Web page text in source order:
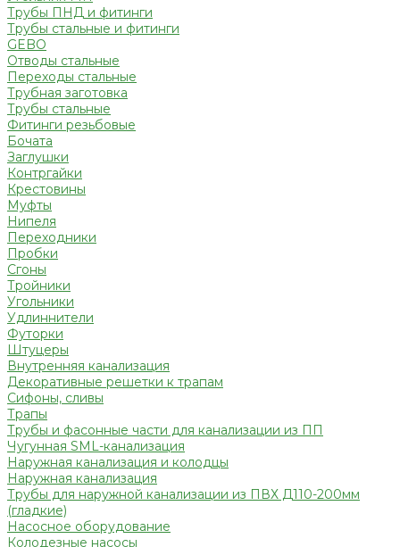
Трубы ПНД и фитинги
Трубы стальные и фитинги
GEBO
Отводы стальные
Переходы стальные
Трубная заготовка
Трубы стальные
Фитинги резьбовые
Бочата
Заглушки
Контргайки
Крестовины
Муфты
Нипеля
Переходники
Пробки
Сгоны
Тройники
Угольники
Удлиннители
Футорки
Штуцеры
Внутренняя канализация
Декоративные решетки к трапам
Сифоны, сливы
Трапы
Трубы и фасонные части для канализации из ПП
Чугунная SML-канализация
Наружная канализация и колодцы
Наружная канализация
Трубы для наружной канализации из ПВХ Д110-200мм
(гладкие)
Насосное оборудование
Колодезные насосы